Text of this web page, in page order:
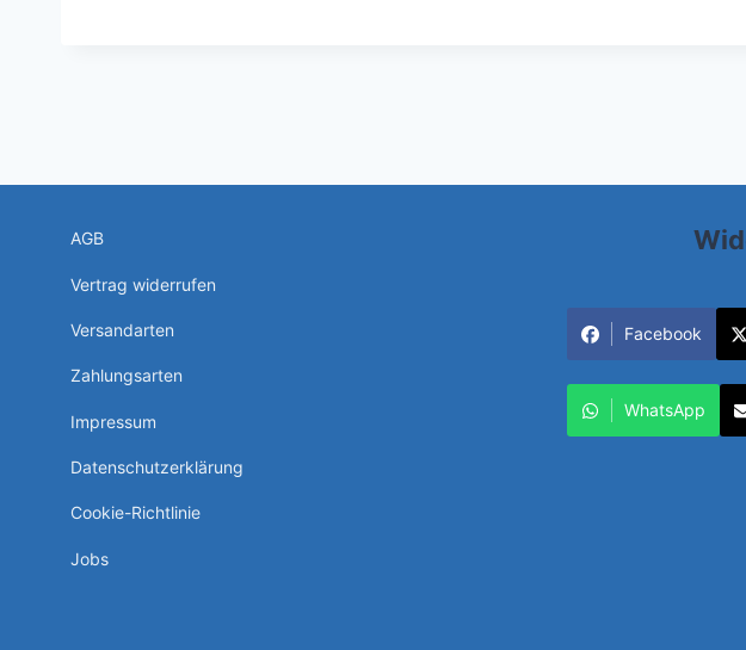
AGB
Vertrag widerrufen
Versandarten
Zahlungsarten
Impressum
Datenschutzerklärung
Cookie-Richtlinie
Jobs
Facebook
WhatsApp